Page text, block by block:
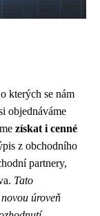
kterých se nám
objednáváme
získat i cenné
z obchodního
partnery,
Tato
úroveň